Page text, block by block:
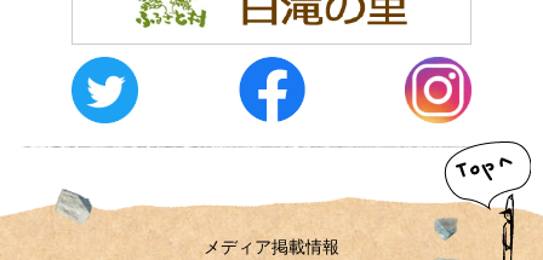
メディア掲載情報